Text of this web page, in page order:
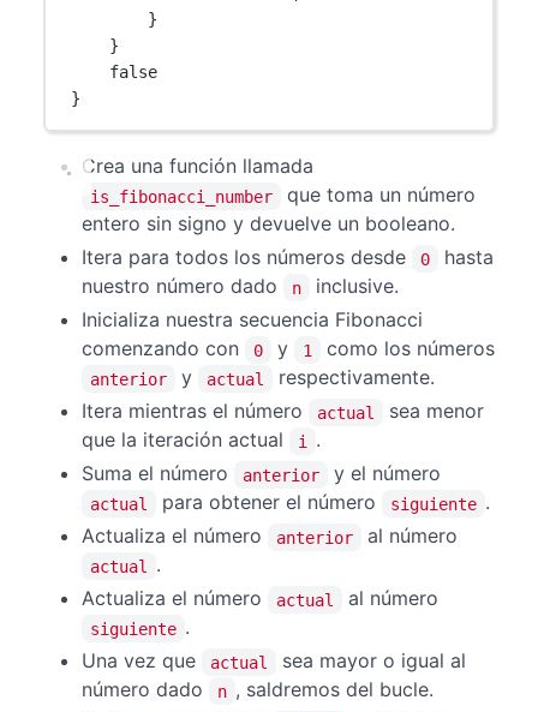
}
}
false
}
Crea una función llamada
is_fibonacci_number
que toma un número
entero sin signo y devuelve un booleano.
Itera para todos los números desde
0
hasta
nuestro número dado
n
inclusive.
Inicializa nuestra secuencia Fibonacci
comenzando con
0 y 1 como los números
anterior y actual
respectivamente.
Itera mientras el número
actual
sea menor
que la iteración actual
i
.
Suma el número
anterior y el número
actual para obtener el número siguiente .
Actualiza el número
anterior al número
actual
.
Actualiza el número
actual al número
siguiente .
Una vez que
actual
sea mayor o igual al
número dado
n , saldremos del bucle.